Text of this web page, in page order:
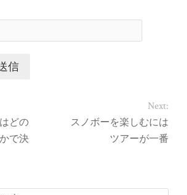
どの
で決
Next:
スノボーを楽しむには
ツアーが一番